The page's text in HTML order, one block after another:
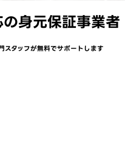
の身元保証事業者
スタッフが無料でサポートします